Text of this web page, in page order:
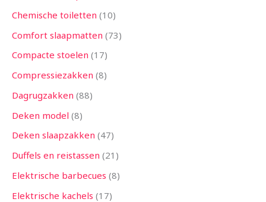
Chemische toiletten 10
Comfort slaapmatten 73
Compacte stoelen 17
Compressiezakken 8
Dagrugzakken 88
Deken model 8
Deken slaapzakken 47
Duffels en reistassen 21
Elektrische barbecues 8
Elektrische kachels 17